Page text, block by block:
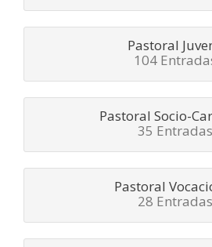
Pastoral
104
Pastoral Socio-
35 Entradas
Pastoral
28 Entradas